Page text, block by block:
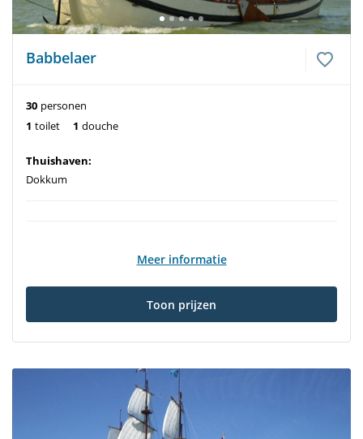
Babbelaer
30 personen
1 toilet 1 douche
Thuishaven:
Dokkum
Meer informatie
Toon prijzen